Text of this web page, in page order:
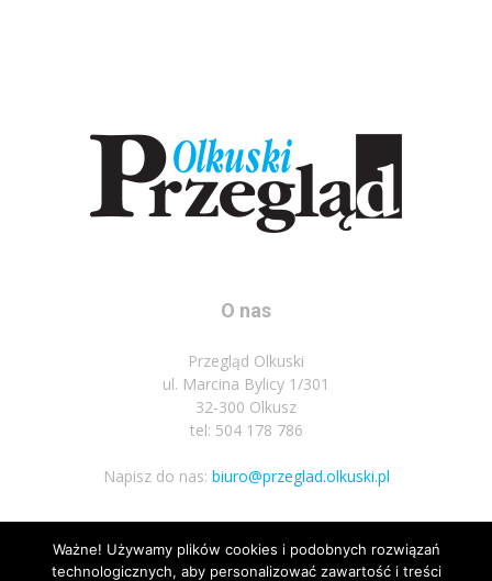
O nas
Przegląd Olkuski
ul. Marcina Bylicy 1/301
32-300 Olkusz
tel: 504 178 786
Napisz do nas: biuro@przeglad.olkuski.pl
Podążaj za nami
Ważne! Używamy plików cookies i podobnych rozwiązań
technologicznych, aby personalizować zawartość i treści